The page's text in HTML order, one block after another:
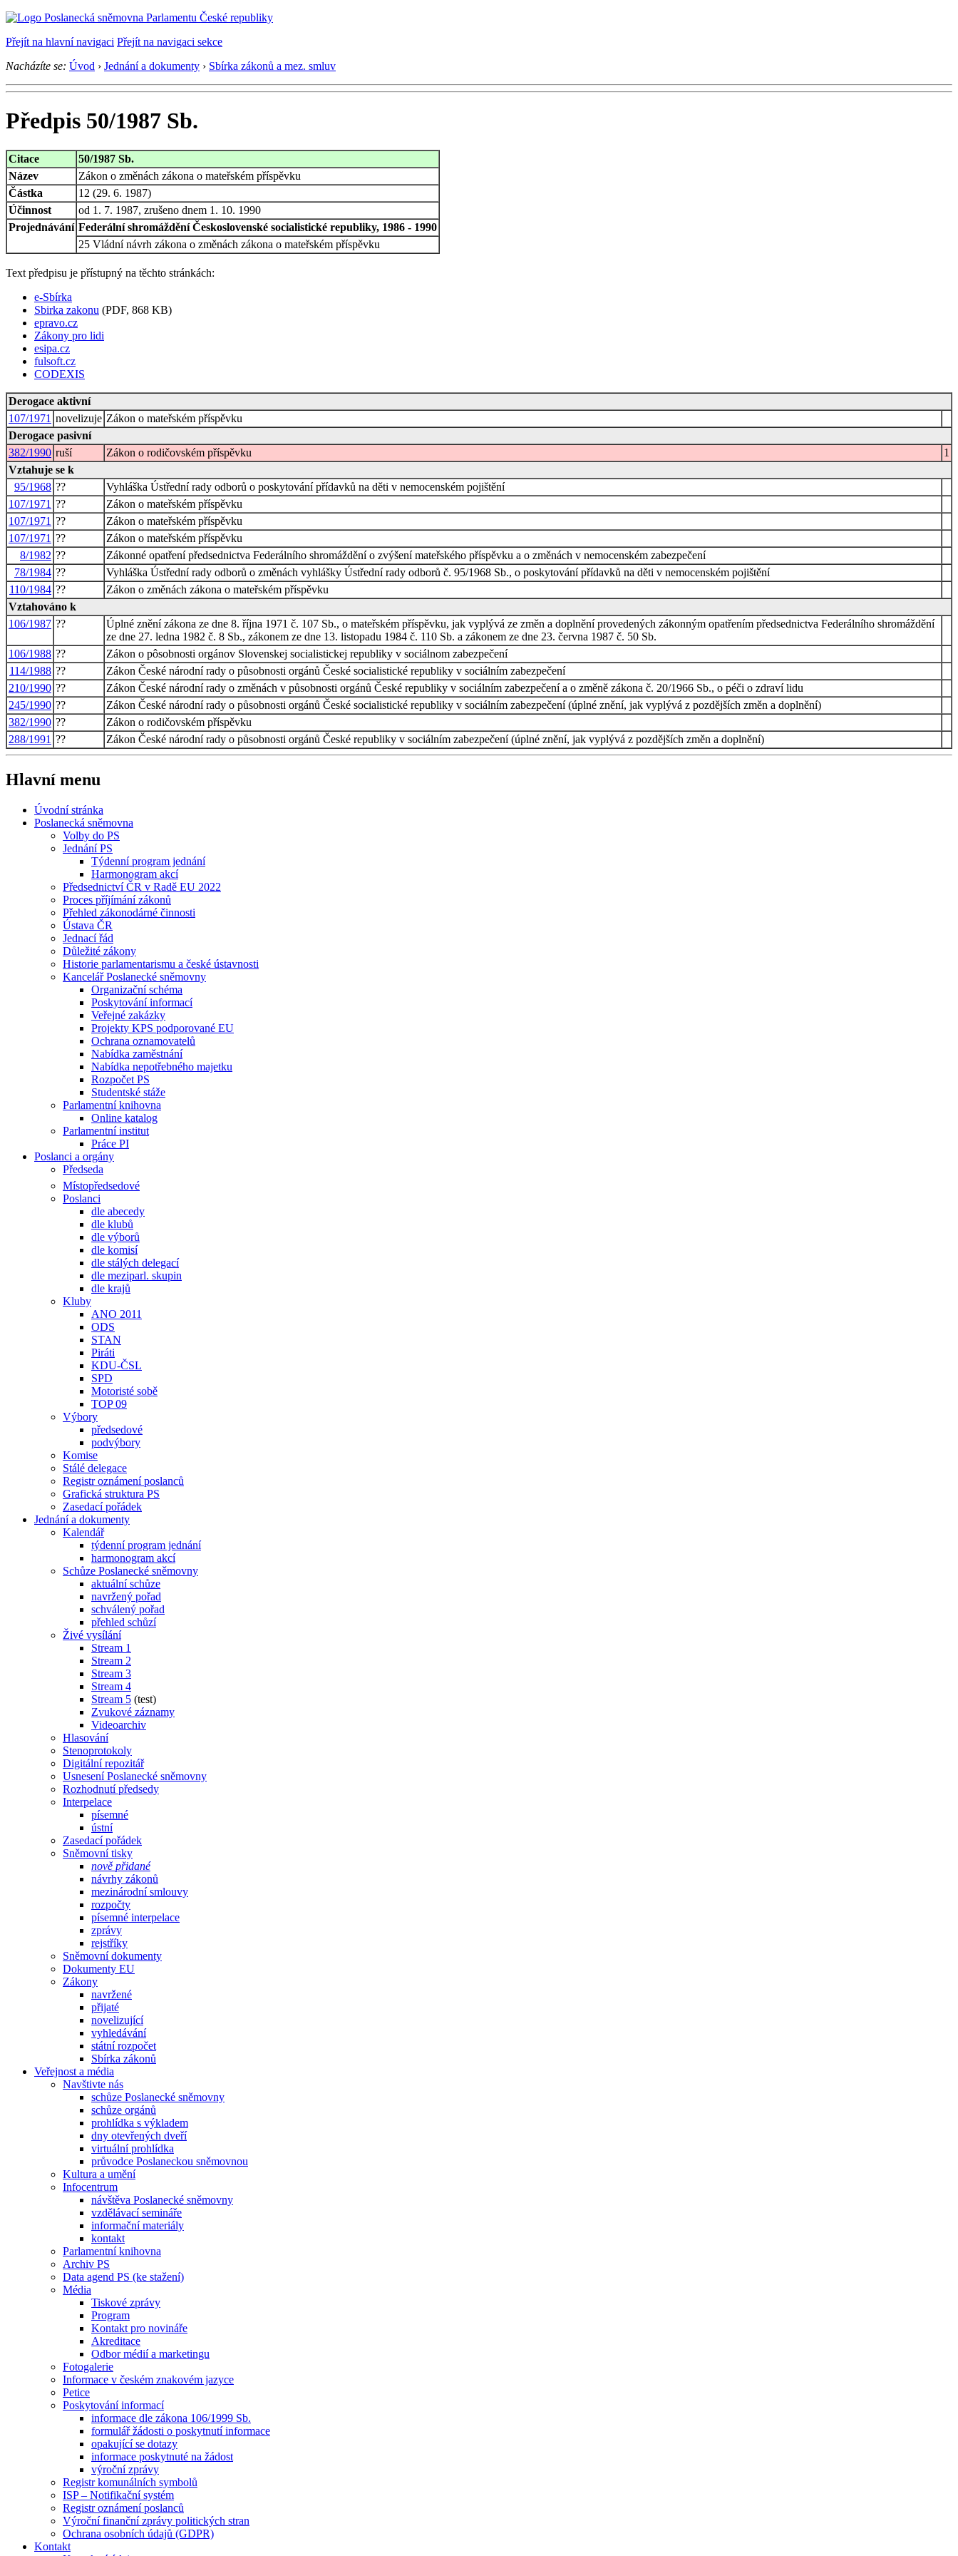
Přejít na hlavní navigaci Přejít na navigaci sekce
Nacházíte se: Úvod › Jednání a dokumenty › Sbírka zákonů a mez. smluv
Předpis 50/1987 Sb.
Citace
50/1987 Sb.
Název
Zákon o změnách zákona o mateřském příspěvku
Částka
12 (29. 6. 1987)
Účinnost
od 1. 7. 1987, zrušeno dnem 1. 10. 1990
Projednávání Federální shromáždění Československé socialistické republiky, 1986 - 1990
25 Vládní návrh zákona o změnách zákona o mateřském příspěvku
Text předpisu je přístupný na těchto stránkách:
e-Sbírka
Sbirka zakonu (PDF, 868 KB)
epravo.cz
Zákony pro lidi
esipa.cz
fulsoft.cz
CODEXIS
Derogace aktivní
107/1971 novelizuje Zákon o mateřském příspěvku
Derogace pasivní
382/1990 ruší Zákon o rodičovském příspěvku
1
Vztahuje se k
95/1968 ??
Vyhláška Ústřední rady odborů o poskytování přídavků na děti v nemocenském pojištění
107/1971 ??
Zákon o mateřském příspěvku
107/1971 ??
Zákon o mateřském příspěvku
107/1971 ??
Zákon o mateřském příspěvku
8/1982 ??
Zákonné opatření předsednictva Federálního shromáždění o zvýšení mateřského příspěvku a o změnách v nemocenském zabezpečení
78/1984 ??
Vyhláška Ústřední rady odborů o změnách vyhlášky Ústřední rady odborů č. 95/1968 Sb., o poskytování přídavků na děti v nemocenském pojištění
110/1984 ??
Zákon o změnách zákona o mateřském příspěvku
Vztahováno k
106/1987 ??
Úplné znění zákona ze dne 8. října 1971 č. 107 Sb., o mateřském příspěvku, jak vyplývá ze změn a doplnění provedených zákonným opatřením předsednictva Federálního shromáždění
ze dne 27. ledna 1982 č. 8 Sb., zákonem ze dne 13. listopadu 1984 č. 110 Sb. a zákonem ze dne 23. června 1987 č. 50 Sb.
106/1988 ??
Zákon o pôsobnosti orgánov Slovenskej socialistickej republiky v sociálnom zabezpečení
114/1988 ??
Zákon České národní rady o působnosti orgánů České socialistické republiky v sociálním zabezpečení
210/1990 ??
Zákon České národní rady o změnách v působnosti orgánů České republiky v sociálním zabezpečení a o změně zákona č. 20/1966 Sb., o péči o zdraví lidu
245/1990 ??
Zákon České národní rady o působnosti orgánů České socialistické republiky v sociálním zabezpečení (úplné znění, jak vyplývá z pozdějších změn a doplnění)
382/1990 ??
Zákon o rodičovském příspěvku
288/1991 ?? Zákon České národní rady o působnosti orgánů České republiky v sociálním zabezpečení (úplné znění, jak vyplývá z pozdějších změn a doplnění)
Hlavní menu
Úvodní stránka
Poslanecká sněmovna
Volby do PS
Jednání PS
Týdenní program jednání
Harmonogram akcí
Předsednictví ČR v Radě EU 2022
Proces příjímání zákonů
Přehled zákonodárné činnosti
Ústava ČR
Jednací řád
Důležité zákony
Historie parlamentarismu a české ústavnosti
Kancelář Poslanecké sněmovny
Organizační schéma
Poskytování informací
Veřejné zakázky
Projekty KPS podporované EU
Ochrana oznamovatelů
Nabídka zaměstnání
Nabídka nepotřebného majetku
Rozpočet PS
Studentské stáže
Parlamentní knihovna
Online katalog
Parlamentní institut
Práce PI
Poslanci a orgány
Předseda
Místopředsedové
Poslanci
dle abecedy
dle klubů
dle výborů
dle komisí
dle stálých delegací
dle meziparl. skupin
dle krajů
Kluby
ANO 2011
ODS
STAN
Piráti
KDU-ČSL
SPD
Motoristé sobě
TOP 09
Výbory
předsedové
podvýbory
Komise
Stálé delegace
Registr oznámení poslanců
Grafická struktura PS
Zasedací pořádek
Jednání a dokumenty
Kalendář
týdenní program jednání
harmonogram akcí
Schůze Poslanecké sněmovny
aktuální schůze
navržený pořad
schválený pořad
přehled schůzí
Živé vysílání
Stream 1
Stream 2
Stream 3
Stream 4
Stream 5 (test)
Zvukové záznamy
Videoarchiv
Hlasování
Stenoprotokoly
Digitální repozitář
Usnesení Poslanecké sněmovny
Rozhodnutí předsedy
Interpelace
písemné
ústní
Zasedací pořádek
Sněmovní tisky
nově přidané
návrhy zákonů
mezinárodní smlouvy
rozpočty
písemné interpelace
zprávy
rejstříky
Sněmovní dokumenty
Dokumenty EU
Zákony
navržené
přijaté
novelizující
vyhledávání
státní rozpočet
Sbírka zákonů
Veřejnost a média
Navštivte nás
schůze Poslanecké sněmovny
schůze orgánů
prohlídka s výkladem
dny otevřených dveří
virtuální prohlídka
průvodce Poslaneckou sněmovnou
Kultura a umění
Infocentrum
návštěva Poslanecké sněmovny
vzdělávací semináře
informační materiály
kontakt
Parlamentní knihovna
Archiv PS
Data agend PS (ke stažení)
Média
Tiskové zprávy
Program
Kontakt pro novináře
Akreditace
Odbor médií a marketingu
Fotogalerie
Informace v českém znakovém jazyce
Petice
Poskytování informací
informace dle zákona 106/1999 Sb.
formulář žádosti o poskytnutí informace
opakující se dotazy
informace poskytnuté na žádost
výroční zprávy
Registr komunálních symbolů
ISP – Notifikační systém
Registr oznámení poslanců
Výroční finanční zprávy politických stran
Ochrana osobních údajů (GDPR)
Kontakt